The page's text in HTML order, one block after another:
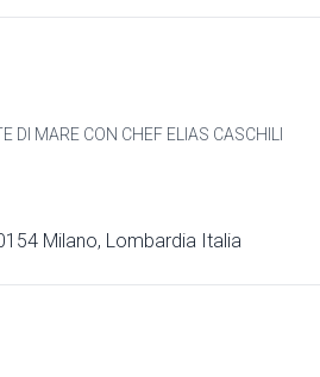
DI MARE CON CHEF ELIAS CASCHILI
Milano, Lombardia Italia